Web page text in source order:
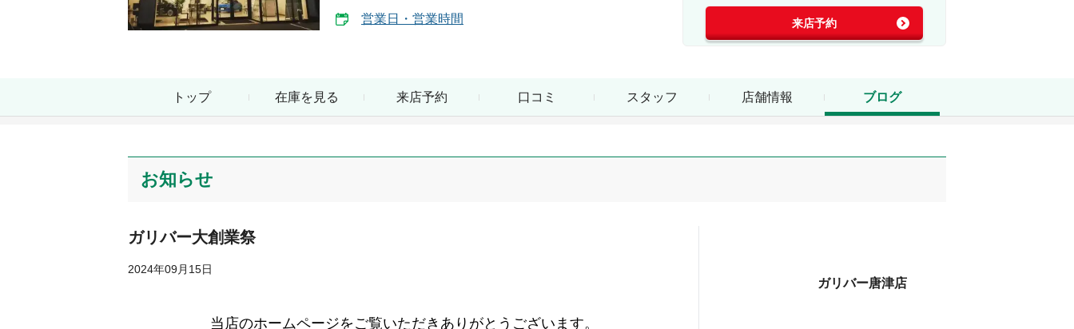
営業日・営業時間 来店予約
トップ 在庫を見る 来店予約 口コミ スタッフ 店舗情報 ブログ
お知らせ
ガリバー大創業祭
2024年09月15日
当店のホームページをご覧いただきありがとうございます。
ガリバー唐津店